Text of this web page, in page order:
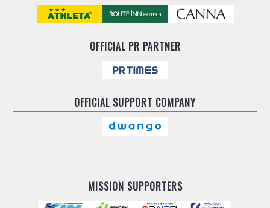
OFFICIALPR PARTNER
OFFICIAL SUPPORT COMPANY
MISSION SUPPORTERS